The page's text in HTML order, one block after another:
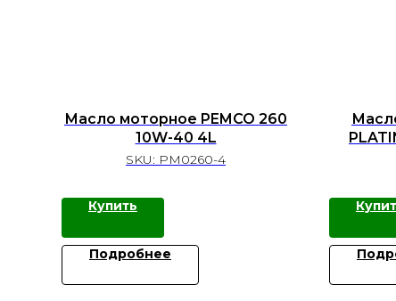
Масло моторное PEMCO 260
10W-40 4L
SKU: PM0260-4
Купить
Подробнее